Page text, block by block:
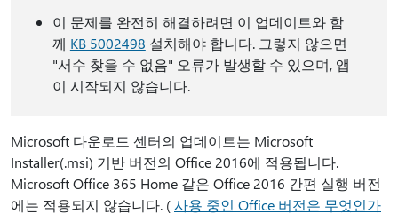
이 문제를 완전히 해결하려면 이 업데이트와 함
께 KB 5002498 설치해야 합니다. 그렇지 않으면
"서수 찾을 수 없음" 오류가 발생할 수 있으며, 앱
이 시작되지 않습니다.
Microsoft 다운로드 센터의 업데이트는 Microsoft
Installer(.msi) 기반 버전의 Office 2016에 적용됩니다.
Microsoft Office 365 Home 같은 Office 2016 간편 실행 버전
에는 적용되지 않습니다. (사용 중인 Office 버전은 무엇인가